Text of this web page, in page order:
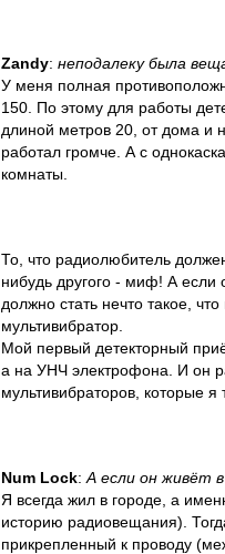
Zandy: неподалеку была
У меня полная
150. По этому для работы
длиной метров 20, от дома и
работал громче. А с
комнаты.
То, что радиолюбитель
нибудь другого - миф! А если
должно стать нечто такое,
мультивибратор.
Мой первый детекторный
а на УНЧ электрофона. И он
мультивибраторов, которые я
Num Lock: А если он живёт
Я всегда жил в городе, а
историю радиовещания).
прикрепленный к проводу